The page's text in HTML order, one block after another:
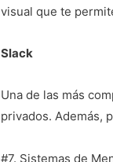
visual que te
Slack
Una de las más
privados. Además,
#7. Sistemas de